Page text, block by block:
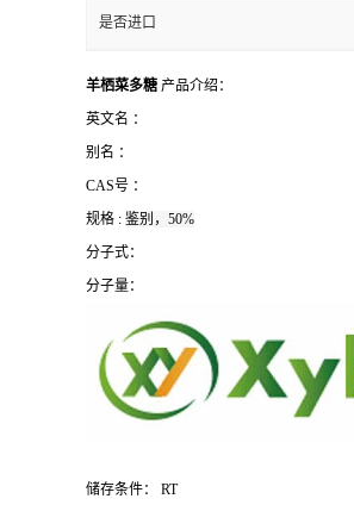
是否进口
羊栖菜多糖 产品介绍：
英文名 ：
别名 ：
CAS号 ：
规格 : 鉴别，50%
分子式：
分子量：
储存条件： RT